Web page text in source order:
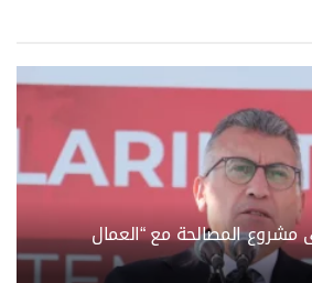
مشروع المصالحة مع “العمال